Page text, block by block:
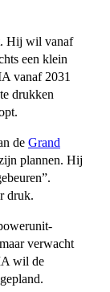
Hij wil vanaf
een klein
vanaf 2031
drukken
de Grand
plannen. Hij
druk.
verwacht
wil de